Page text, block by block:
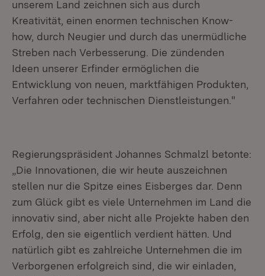
unserem Land zeichnen sich aus durch
Kreativität, einen enormen technischen Know-
how, durch Neugier und durch das unermüdliche
Streben nach Verbesserung. Die zündenden
Ideen unserer Erfinder ermöglichen die
Entwicklung von neuen, marktfähigen Produkten,
Verfahren oder technischen Dienstleistungen."
Regierungspräsident Johannes Schmalzl betonte:
„Die Innovationen, die wir heute auszeichnen
stellen nur die Spitze eines Eisberges dar. Denn
zum Glück gibt es viele Unternehmen im Land die
innovativ sind, aber nicht alle Projekte haben den
Erfolg, den sie eigentlich verdient hätten. Und
natürlich gibt es zahlreiche Unternehmen die im
Verborgenen erfolgreich sind, die wir einladen,